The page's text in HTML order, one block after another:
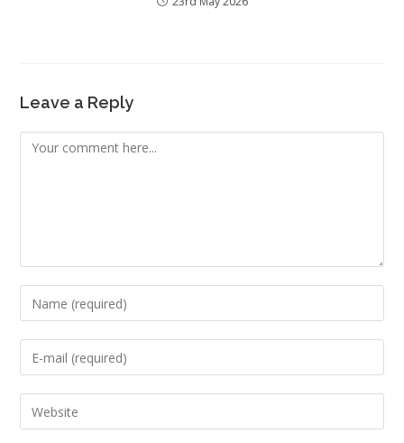
Leave a Reply